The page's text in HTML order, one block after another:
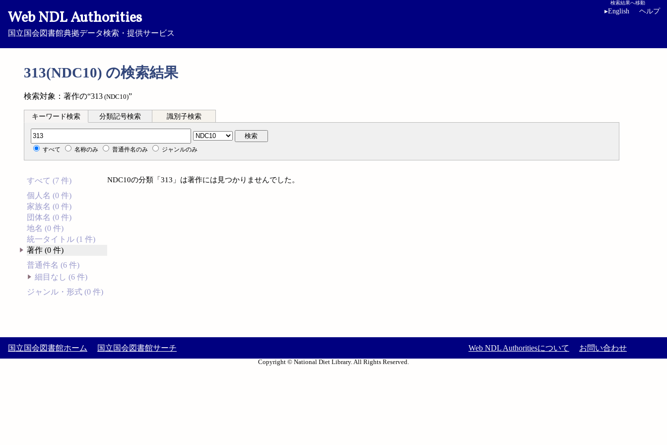
Web NDL Authorities
国立国会図書館典拠データ検索・提供サービス
検索結果へ移動
▸English ヘルプ
313(NDC10) の検索結果
検索対象：著作の“313 (NDC10)”
キーワード検索 分類記号検索 識別子検索
分類記号検索 検索
すべて 名称のみ 普通件名のみ ジャンルのみ
すべて (7 件)
個人名 (0 件)
家族名 (0 件)
団体名 (0 件)
地名 (0 件)
統一タイトル (1 件)
著作 (0 件)
普通件名 (6 件)
細目なし (6 件)
ジャンル・形式 (0 件)
NDC10の分類「313」は著作には見つかりませんでした。
国立国会図書館ホーム 国立国会図書館サーチ Web NDL Authoritiesについて お問い合わせ
Copyright © National Diet Library. All Rights Reserved.